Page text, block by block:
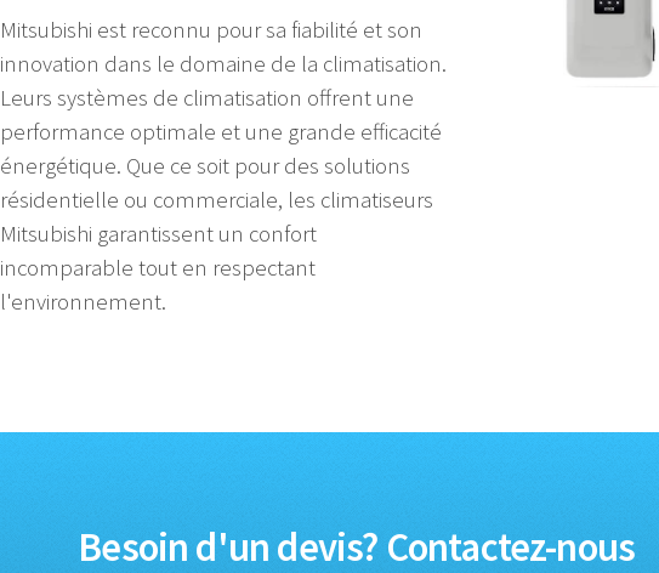
Mitsubishi est reconnu pour sa fiabilité et son
innovation dans le domaine de la climatisation.
Leurs systèmes de climatisation offrent une
performance optimale et une grande efficacité
énergétique. Que ce soit pour des solutions
résidentielle ou commerciale, les climatiseurs
Mitsubishi garantissent un confort
incomparable tout en respectant
l'environnement.
Besoin d'un devis? Contactez-nous